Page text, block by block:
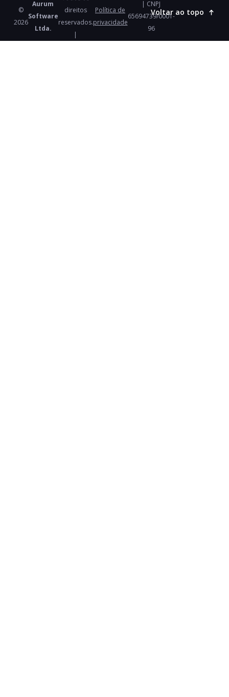
©
2026
Aurum
Software
Ltda.
direitos
reservados.
|
Política de
privacidade
| CNPJ
65694739/0001-
96
Voltar ao topo